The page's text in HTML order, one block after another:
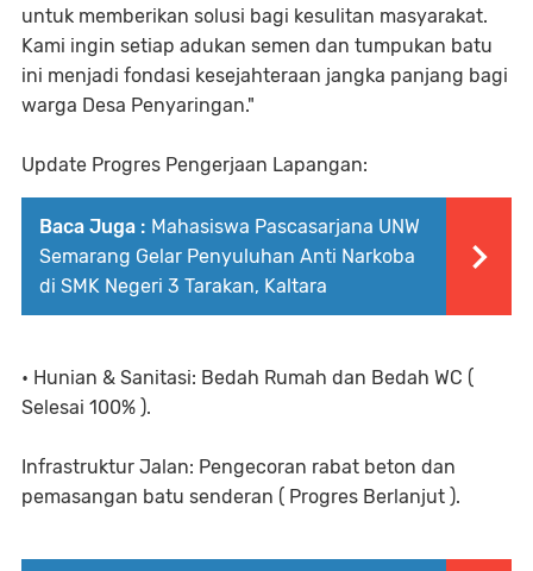
untuk memberikan solusi bagi kesulitan masyarakat.
Kami ingin setiap adukan semen dan tumpukan batu
ini menjadi fondasi kesejahteraan jangka panjang bagi
warga Desa Penyaringan."
Update Progres Pengerjaan Lapangan:
Baca Juga : Mahasiswa Pascasarjana UNW
Semarang Gelar Penyuluhan Anti Narkoba
di SMK Negeri 3 Tarakan, Kaltara
• Hunian & Sanitasi: Bedah Rumah dan Bedah WC (
Selesai 100% ).
Infrastruktur Jalan: Pengecoran rabat beton dan
pemasangan batu senderan ( Progres Berlanjut ).